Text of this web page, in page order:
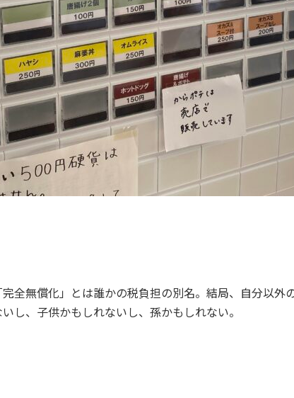
全無償化」とは誰かの税負担の別名。結局、自分以外
し、子供かもしれないし、孫かもしれない。